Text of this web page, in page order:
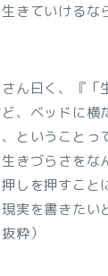
きていけるな
ん曰く、『「
、ベッドに横
ということっ
きづらさをな
しを押すこと
実を書きたい
粋）